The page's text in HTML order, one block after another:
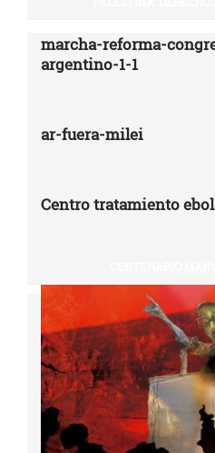
marcha-reforma-
argentino-1-1
ar-fuera-milei
Centro tratamiento